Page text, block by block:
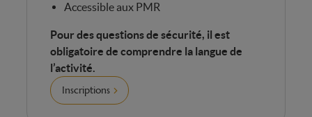
Accessible aux PMR
Pour des questions de sécurité, il est
obligatoire de comprendre la langue de
l’activité.
Inscriptions